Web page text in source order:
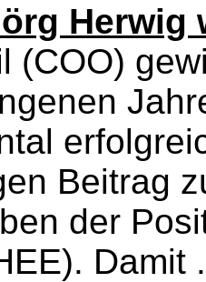
Herwig
(COO)
Beitrag
der
Damit